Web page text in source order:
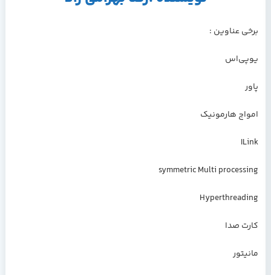
برخی عناوین :
ﯾﻮﭘﯽاس
پاور
اﻣﻮاج ﻫﺎرﻣﻮﻧﯿﮏ
ILink
symmetric Multi processing
Hyperthreading
ﮐﺎرت ﺻﺪا
ﻣﺎﻧﯿﺘﻮر